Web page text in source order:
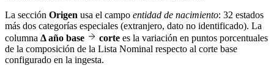
La sección Origen usa el campo entidad de nacimiento: 32 estados
más dos categorías especiales (extranjero, dato no identificado). La
columna Δ año base corte es la variación en puntos porcentuales
de la composición de la Lista Nominal respecto al corte base
configurado en la ingesta.